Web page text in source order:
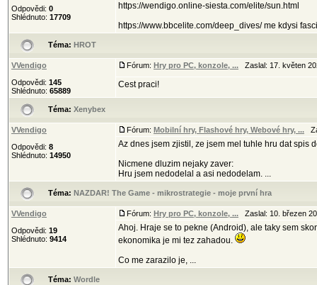
Odpovědi: 0
Shlédnuto: 17709
https://wendigo.online-siesta.com/elite/sun.html
https://www.bbcelite.com/deep_dives/ me kdysi
Téma: HROT
VVendigo
Odpovědi: 145
Shlédnuto: 65889
Fórum: Hry pro PC, konzole, ... Zaslal: 17. květen
Cest praci!
Téma: Xenybex
VVendigo
Odpovědi: 8
Shlédnuto: 14950
Fórum: Mobilní hry, Flashové hry, Webové hry, ...
Az dnes jsem zjistil, ze jsem mel tuhle hru dat spis
Nicmene dluzim nejaky zaver:
Hru jsem nedodelal a asi nedodelam. ...
Téma: NAZDAR! The Game - mikrostrategie - moje první hra
VVendigo
Odpovědi: 19
Shlédnuto: 9414
Fórum: Hry pro PC, konzole, ... Zaslal: 10. březen
Ahoj. Hraje se to pekne (Android), ale taky sem
ekonomika je mi tez zahadou.
Co me zarazilo je, ...
Téma: Wordle